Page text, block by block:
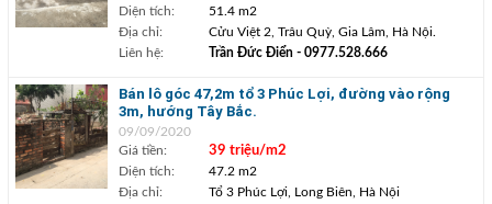
Diện tích:
51.4 m2
Địa chỉ:
Cửu Việt 2, Trâu Quỳ, Gia Lâm, Hà Nội.
Liên hệ:
Trần Đức Điển- 0977.528.666
Bán lô góc 47,2m tổ 3 Phúc Lợi, đường vào rộng
3m, hướng Tây Bắc.
09/09/2020
Giá tiền:
39 triệu/m2
Diện tích:
47.2 m2
Địa chỉ:
Tổ 3 Phúc Lợi, Long Biên, Hà Nội